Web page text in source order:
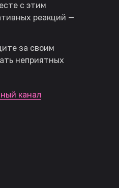
с этим
реакций —
за своим
неприятных
канал